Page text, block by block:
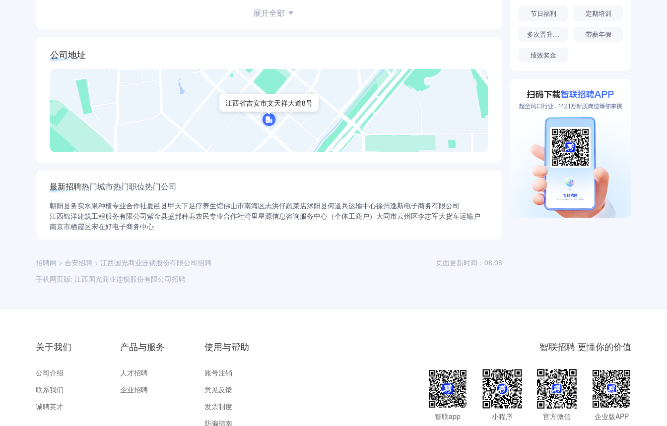
展开全部
公司地址
江西省吉安市文天祥大道8号
最新招聘热门城市热门职位热门公司
朝阳县务实水果种植专业合作社夏邑县甲天下足疗养生馆佛山市南海区志洪仔蔬菜店沭阳县何道兵运输中心徐州逸斯电子商务有限公司
江西锦洋建筑工程服务有限公司紫金县盛邦种养农民专业合作社湾里星源信息咨询服务中心（个体工商户） 大同市云州区李志军大货车运输户
南京市栖霞区宋在好电子商务中心
招聘网 > 吉安招聘 > 江西国光商业连锁股份有限公司招聘
手机网页版: 江西国光商业连锁股份有限公司招聘
页面更新时间：08.08
节日福利 定期培训
多次晋升机会 带薪年假
绩效奖金
关于我们
公司介绍
联系我们
诚聘英才
产品与服务
人才招聘
企业招聘
使用与帮助
账号注销
意见反馈
发票制度
防骗指南
智联招聘 更懂你的价值
智联app 小程序 官方微信 企业版APP